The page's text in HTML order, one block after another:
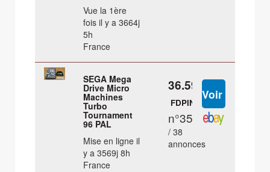
Vue la 1ère
fois il y a 3664j
5h
France
SEGA Mega
Drive Micro
Machines
Turbo
Tournament
96 PAL
Mise en ligne il
y a 3569j 8h
France
36.59 €
FDPIN
n°35
/ 38
annonces